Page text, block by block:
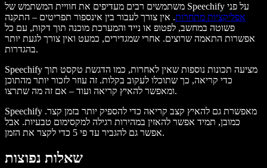
משתמשים רבים מעדיפים את חוויית המשתמש של Speechify על פני
אפליקציות מתחרות. אין צורך לעבור בין אינספור תפריטים – התקנה
פשוטה במחשב, לפטופ או נייד והמערכת מוכנה תוך דקות, עם כל
אפשרות התאמה שרוצים. אחרי שמגדירים, כמעט ואין צורך לגעת יותר
בהגדרות.
Speechify מציעה תכונות נוספות שאין לאחרות, כמו הדגשת טקסט תוך
כדי קריאה, כך שתוכלו לעקוב בקלות. זה עוזר לזכור יותר מהתוכן
ומאפשר להאיץ קריאה ועוד – אם זה מה שתרצו.
Speechify מאפשרת גם להאיץ קצב קריאה כדי להספיק יותר בזמן קצר.
כמובן, תמיד אפשר להאזין במהירות רגילה למקסימום טבעיות. אבל
אפשר גם להגביר עד פי 5 כדי לקצר את הזמן.
שאלות נפוצות